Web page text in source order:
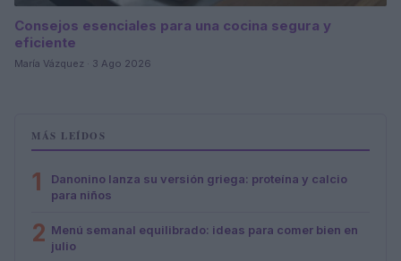
Consejos esenciales para una cocina segura y
eficiente
María Vázquez · 3 Ago 2026
MÁS LEÍDOS
1
Danonino lanza su versión griega: proteína y calcio
para niños
2 Menú semanal equilibrado: ideas para comer bien en
julio